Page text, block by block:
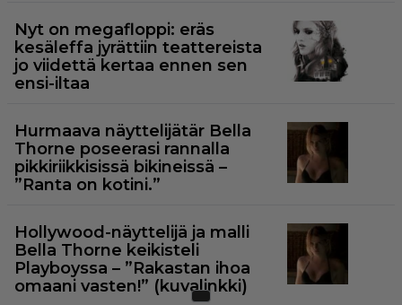
Nyt on megafloppi: eräs
kesäleffa jyrättiin teattereista
jo viidettä kertaa ennen sen
ensi-iltaa
Hurmaava näyttelijätär Bella
Thorne poseerasi rannalla
pikkiriikkisissä bikineissä –
”Ranta on kotini.”
Hollywood-näyttelijä ja malli
Bella Thorne keikisteli
Playboyssa – ”Rakastan ihoa
omaani vasten!” (kuvalinkki)